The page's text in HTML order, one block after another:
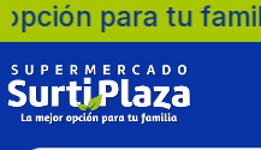
🛒